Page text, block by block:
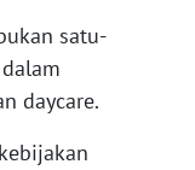
satu-
daycare.